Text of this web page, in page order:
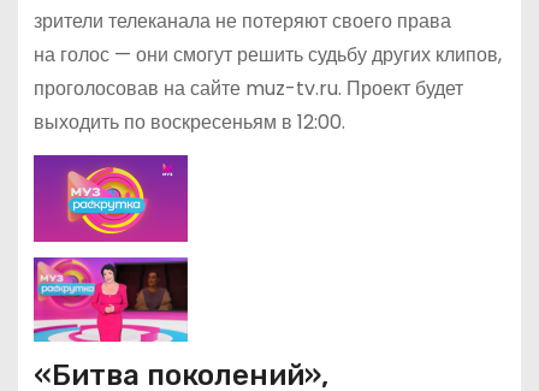
зрители телеканала не потеряют своего права
на голос — они смогут решить судьбу других клипов,
проголосовав на сайте muz-tv.ru. Проект будет
выходить по воскресеньям в 12:00.
«Битва поколений»,